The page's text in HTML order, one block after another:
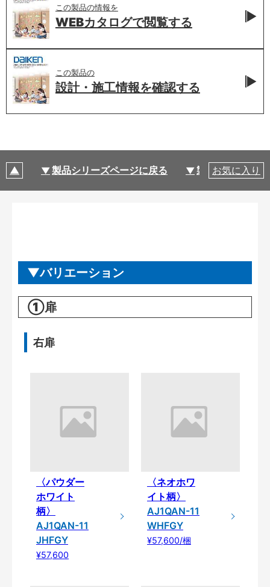
この製品の情報を
WEBカタログで閲覧する
この製品の
設計・施工情報を確認する
製品シリーズページに戻る 製品仕様
お気に入り
バリエーション
①扉
右扉
〈パウダー
ホワイト
柄〉
AJ1QAN-11
JHFGY
¥57,600
〈ネオホワ
イト柄〉
AJ1QAN-11
WHFGY
¥57,600/梱